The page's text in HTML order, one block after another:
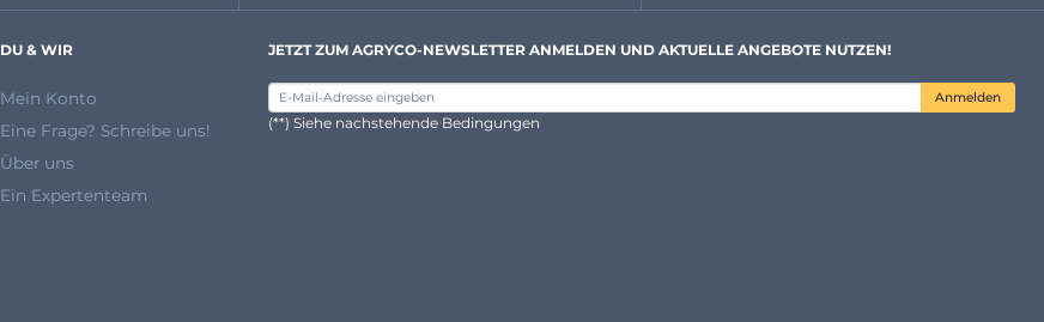
DU & WIR
Mein Konto
Eine Frage? Schreibe uns!
Über uns
Ein Expertenteam
JETZT ZUM AGRYCO-NEWSLETTER ANMELDEN UND AKTUELLE ANGEBOTE NUTZEN!
Anmelden
(**) Siehe nachstehende Bedingungen